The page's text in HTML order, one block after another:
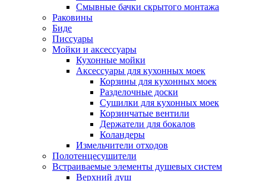
Смывные бачки скрытого монтажа
Раковины
Биде
Писсуары
Мойки и аксессуары
Кухонные мойки
Аксессуары для кухонных моек
Корзины для кухонных моек
Разделочные доски
Сушилки для кухонных моек
Корзинчатые вентили
Держатели для бокалов
Коландеры
Измельчители отходов
Полотенцесушители
Встраиваемые элементы душевых систем
Верхний душ